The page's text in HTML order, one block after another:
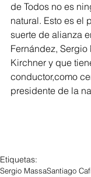
de Todos no es
natural. Esto es el
suerte de alianza
Fernández, Sergio
Kirchner y que
conductor,como
presidente de la
Etiquetas:
Sergio MassaSantiago